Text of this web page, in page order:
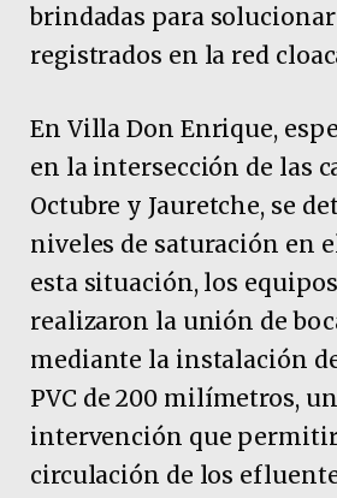
brindadas para
registrados en la red
En Villa Don Enrique,
en la intersección de las
Octubre y Jauretche, se
niveles de saturación en
esta situación, los
realizaron la unión de
mediante la instalación
PVC de 200 milímetros,
intervención que
circulación de los